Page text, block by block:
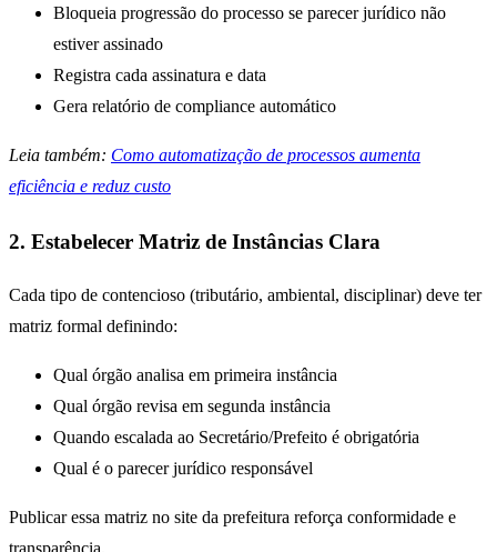
Bloqueia progressão do processo se parecer jurídico não
estiver assinado
Registra cada assinatura e data
Gera relatório de compliance automático
Leia também: Como automatização de processos aumenta
eficiência e reduz custo
2. Estabelecer Matriz de Instâncias Clara
Cada tipo de contencioso (tributário, ambiental, disciplinar) deve ter
matriz formal definindo:
Qual órgão analisa em primeira instância
Qual órgão revisa em segunda instância
Quando escalada ao Secretário/Prefeito é obrigatória
Qual é o parecer jurídico responsável
Publicar essa matriz no site da prefeitura reforça conformidade e